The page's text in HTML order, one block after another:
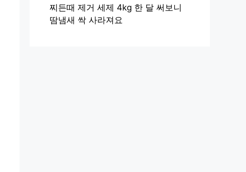
찌든때 제거 세제 4kg 한 달 써보니
땀냄새 싹 사라져요